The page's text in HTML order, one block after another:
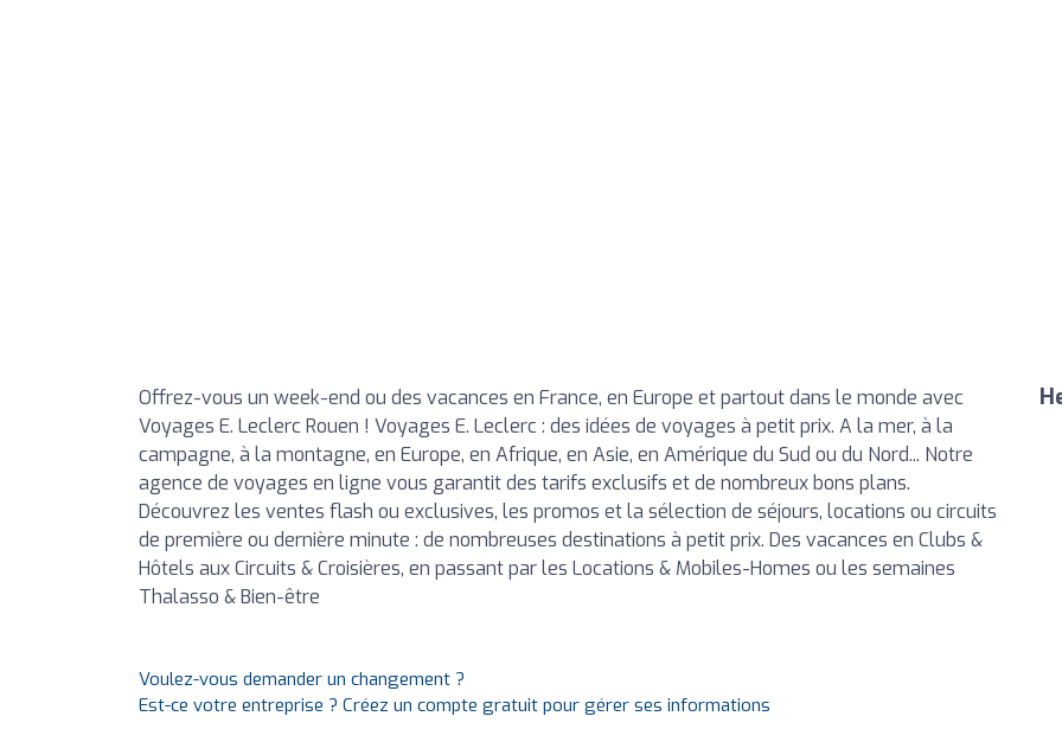
Offrez-vous un week-end ou des vacances en France, en Europe et partout dans le monde avec
Voyages E. Leclerc Rouen ! Voyages E. Leclerc : des idées de voyages à petit prix. A la mer, à la
campagne, à la montagne, en Europe, en Afrique, en Asie, en Amérique du Sud ou du Nord... Notre
agence de voyages en ligne vous garantit des tarifs exclusifs et de nombreux bons plans.
Découvrez les ventes flash ou exclusives, les promos et la sélection de séjours, locations ou circuits
de première ou dernière minute : de nombreuses destinations à petit prix. Des vacances en Clubs &
Hôtels aux Circuits & Croisières, en passant par les Locations & Mobiles-Homes ou les semaines
Thalasso & Bien-être
Voulez-vous demander un changement ?
Est-ce votre entreprise ? Créez un compte gratuit pour gérer ses informations